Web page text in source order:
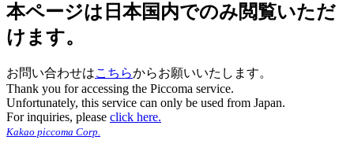
本ページは日本国内でのみ閲覧いただ
けます。
お問い合わせはこちらからお願いいたします。
Thank you for accessing the Piccoma service.
Unfortunately, this service can only be used from Japan.
For inquiries, please click here.
Kakao piccoma Corp.